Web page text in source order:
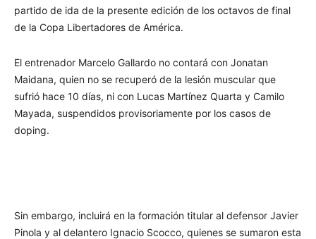
partido de ida de la presente edición de los octavos de final
de la Copa Libertadores de América.
El entrenador Marcelo Gallardo no contará con Jonatan
Maidana, quien no se recuperó de la lesión muscular que
sufrió hace 10 días, ni con Lucas Martínez Quarta y Camilo
Mayada, suspendidos provisoriamente por los casos de
doping.
Sin embargo, incluirá en la formación titular al defensor Javier
Pinola y al delantero Ignacio Scocco, quienes se sumaron esta